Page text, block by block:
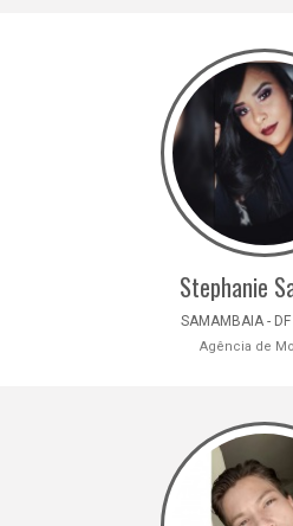
Stephanie
SAMAMBAIA -
Agência de